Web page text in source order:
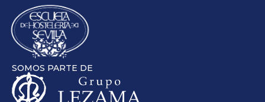
SOMOS PARTE DE